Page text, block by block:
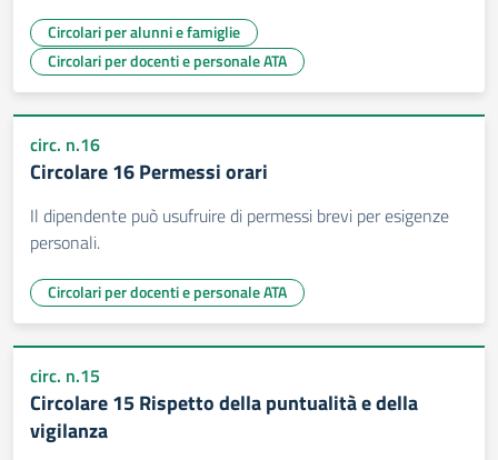
Circolari per alunni e famiglie
Circolari per docenti e personale ATA
circ. n.16
Circolare 16 Permessi orari
Il dipendente può usufruire di permessi brevi per esigenze
personali.
Circolari per docenti e personale ATA
circ. n.15
Circolare 15 Rispetto della puntualità e della
vigilanza